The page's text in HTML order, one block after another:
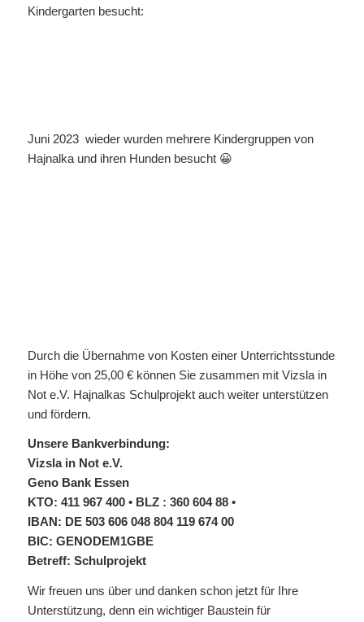
Kindergarten besucht:
Juni 2023 wieder wurden mehrere Kindergruppen von
Hajnalka und ihren Hunden besucht 😀
Durch die Übernahme von Kosten einer Unterrichtsstunde
in Höhe von 25,00 € können Sie zusammen mit Vizsla in
Not e.V. Hajnalkas Schulprojekt auch weiter unterstützen
und fördern.
Unsere Bankverbindung:
Vizsla in Not e.V.
Geno Bank Essen
KTO: 411 967 400 • BLZ : 360 604 88 •
IBAN: DE 503 606 048 804 119 674 00
BIC: GENODEM1GBE
Betreff: Schulprojekt
Wir freuen uns über und danken schon jetzt für Ihre
Unterstützung, denn ein wichtiger Baustein für